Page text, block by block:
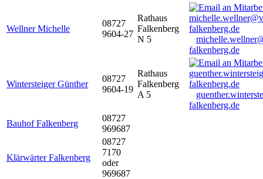
Wellner Michelle
08727
9604-27
Rathaus
Falkenberg
N 5
falkenberg.de
Wintersteiger Günther
08727
9604-19
Rathaus
Falkenberg
A 5
falkenberg.de
Bauhof Falkenberg
08727
969687
Klärwärter Falkenberg
08727
7170
oder
969687